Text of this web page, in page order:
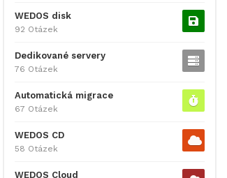
WEDOS disk
92 Otázek
Dedikované servery
76 Otázek
Automatická migrace
67 Otázek
WEDOS CD
58 Otázek
WEDOS Cloud